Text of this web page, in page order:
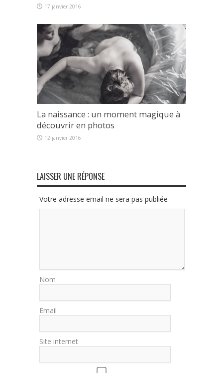
17 janvier 2016
La naissance : un moment magique à
découvrir en photos
12 janvier 2016
LAISSER UNE RÉPONSE
Votre adresse email ne sera pas publiée
Nom
Email
Site internet